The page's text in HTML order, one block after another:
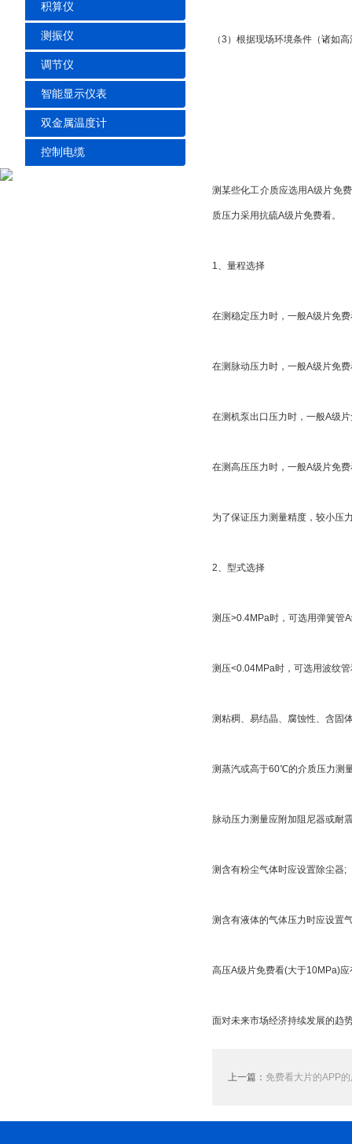
积算仪
测振仪
调节仪
智能显示仪表
双金属温度计
控制电缆
（3）根据现场环境条件（诸如高
测某些化工介质应选用A级片免费
质压力采用抗硫A级片免费看。
1、量程选择
在测稳定压力时，一般A级片
在测脉动压力时，一般A级片
在测机泵出口压力时，一般A
在测高压压力时，一般A级片
为了保证压力测量精度，较小
2、型式选择
测压>0.4MPa时，可选用弹簧管
测压<0.04MPa时，可选用波
测粘稠、易结晶、腐蚀性
测蒸汽或高于60℃的介质压力测
脉动压力测量应附加阻尼器或耐
测含有粉尘气体时应设置除尘器;
测含有液体的气体压力时应设置
高压A级片免费看(大于10MPa)应
面对未来市场经济持续发展的趋势,
上一篇： 免费看大片的APP的